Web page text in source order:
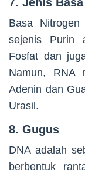
Basa
sejenis Purin
Fosfat dan
Namun, RNA
Adenin dan
Urasil.
8. Gugus
DNA adalah
berbentuk